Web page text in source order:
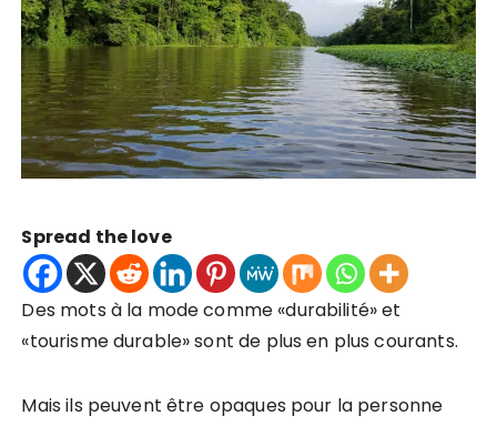
Spread the love
Des mots à la mode comme «durabilité» et
«tourisme durable» sont de plus en plus courants.
Mais ils peuvent être opaques pour la personne